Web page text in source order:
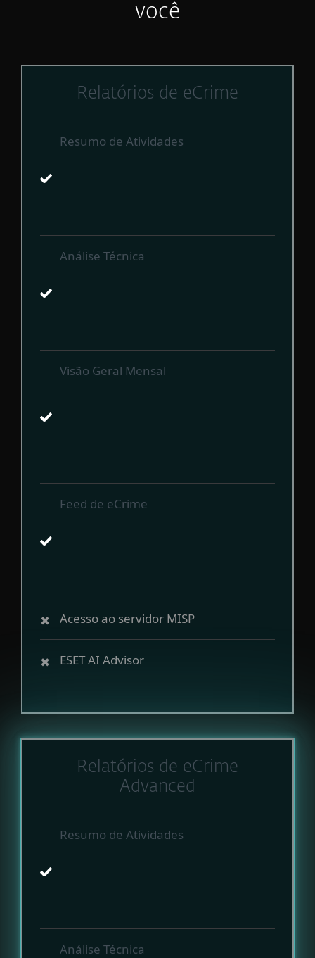
você
Relatórios de eCrime
Resumo de Atividades
Análise Técnica
Visão Geral Mensal
Feed de eCrime
Acesso ao servidor MISP
ESET AI Advisor
Relatórios de eCrime
Advanced
Resumo de Atividades
Análise Técnica